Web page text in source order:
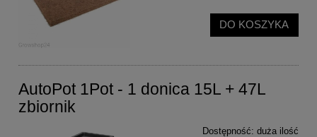
DO KOSZYKA
AutoPot 1Pot - 1 donica 15L + 47L
zbiornik
Dostępność: duża ilość